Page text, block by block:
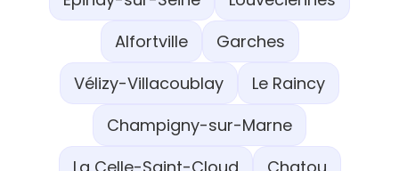
Alfortville
Garches
Vélizy-Villacoublay
Le Raincy
Champigny-sur-Marne